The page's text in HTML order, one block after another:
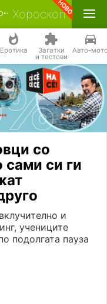
Хороскоп
Еротика Загатки
и тестови
Авто-
со
сами си ги
и
учениците
подолгата пауза